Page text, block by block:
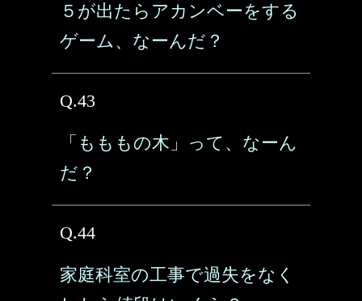
５が出たらアカンベーをする
ゲーム、なーんだ？
Q.43
「もももの木」って、なーん
だ？
Q.44
家庭科室の工事で過失をなく